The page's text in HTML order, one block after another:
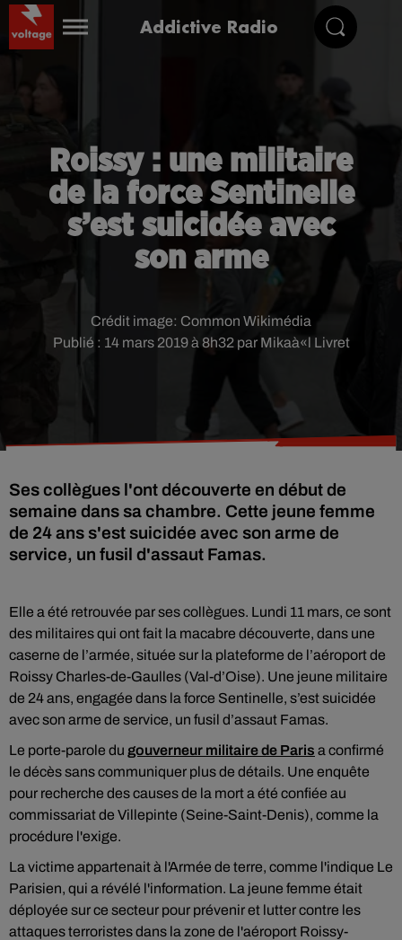
Addictive Radio
Roissy : une militaire
de la force Sentinelle
s’est suicidée avec
son arme
Publié : 14 mars 2019 à 8h32 par Mikaà«l Livret
Crédit image: Common Wikimédia
Ses collègues l'ont découverte en début de
semaine dans sa chambre. Cette jeune femme
de 24 ans s'est suicidée avec son arme de
service, un fusil d'assaut Famas.
Elle a été retrouvée par ses collègues. Lundi 11 mars, ce sont
des militaires qui ont fait la macabre découverte, dans une
caserne de l’armée, située sur la plateforme de l’aéroport de
Roissy Charles-de-Gaulles (Val-d’Oise). Une jeune militaire
de 24 ans, engagée dans la force Sentinelle, s’est suicidée
avec son arme de service, un fusil d’assaut Famas.
Le porte-parole du gouverneur militaire de Paris a confirmé
le décès sans communiquer plus de détails. Une enquête
pour recherche des causes de la mort a été confiée au
commissariat de Villepinte (Seine-Saint-Denis), comme la
procédure l'exige.
La victime appartenait à l'Armée de terre, comme l'indique Le
Parisien, qui a révélé l'information. La jeune femme était
déployée sur ce secteur pour prévenir et lutter contre les
attaques terroristes dans la zone de l'aéroport Roissy-